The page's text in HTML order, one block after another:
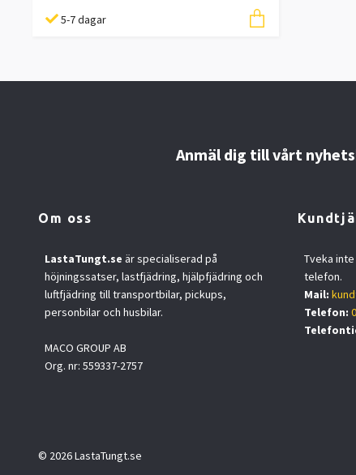
5-7 dagar
Anmäl dig till vårt
Om oss
LastaTungt.se är specialiserad på
höjningssatser, lastfjädring, hjälpfjädring och
luftfjädring till transportbilar, pickups,
personbilar och husbilar.
MACO GROUP AB
Org. nr: 559337-2757
Tveka
telefon.
Mail:
Telefon:
© 2026 LastaTungt.se